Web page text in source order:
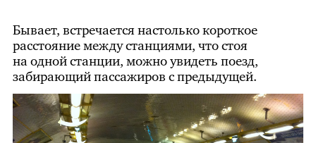
Бывает, встречается настолько короткое
расстояние между станциями, что стоя
на одной станции, можно увидеть поезд,
забирающий пассажиров с предыдущей.